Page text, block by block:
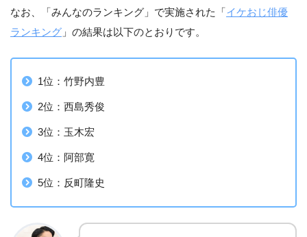
なお、「みんなのランキング」で実施された「イケおじ俳優
ランキング 」の結果は以下のとおりです。
1位：竹野内豊
2位：西島秀俊
3位：玉木宏
4位：阿部寛
5位：反町隆史